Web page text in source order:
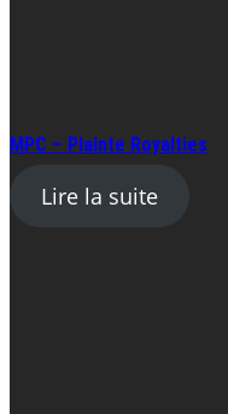
MPC – Plainte Royalties
Lire la suite